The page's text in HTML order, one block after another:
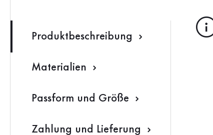
Produktbeschreibung
Materialien
Passform und Größe
Zahlung und Lieferung